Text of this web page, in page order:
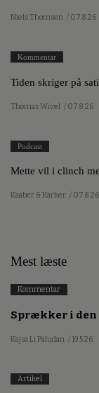
Niels Thomsen / 07.8.26
Kommentar
Tiden skriger på
Thomas Wivel / 07.8.26
Podcast
Mette vil i clinch
Kaaber & Karker / 07.8.26
Mest læste
Kommentar
Sprækker i den
Kajsa Li Paludan / 19.5.26
Artikel